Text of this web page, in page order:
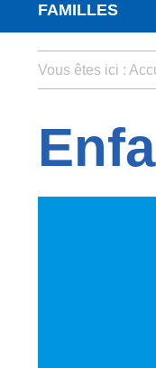
FAMILLES
Vous êtes ici :